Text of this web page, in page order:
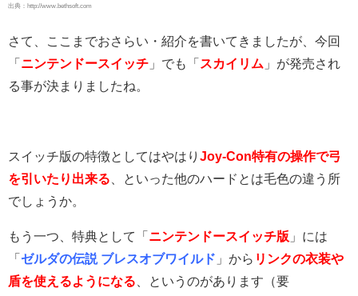
出典：http://www.bethsoft.com
さて、ここまでおさらい・紹介を書いてきましたが、今回
「 ニンテンドースイッチ 」でも「 スカイリム 」が発売され
る事が決まりましたね。
スイッチ版の特徴としてはやはり Joy-Con特有の操作で弓
を引いたり出来る 、といった他のハードとは毛色の違う所
でしょうか。
もう一つ、特典として「 ニンテンドースイッチ版 」には
「 ゼルダの伝説 ブレスオブワイルド 」から リンクの衣装や
盾を使えるようになる 、というのがあります（要